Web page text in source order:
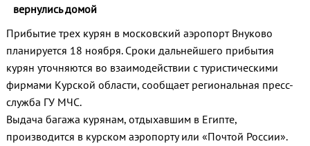
вернулись домой
Прибытие трех курян в московский аэропорт Внуково
планируется 18 ноября. Сроки дальнейшего прибытия
курян уточняются во взаимодействии с туристическими
фирмами Курской области, сообщает региональная пресс-
служба ГУ МЧС.
Выдача багажа курянам, отдыхавшим в Египте,
производится в курском аэропорту или «Почтой России».